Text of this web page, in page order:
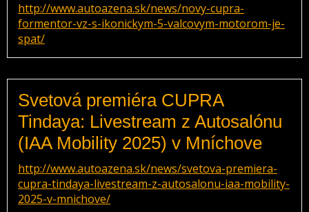
http://www.autoazena.sk/news/novy-cupra-
formentor-vz-s-ikonickym-5-valcovym-motorom-je-
spat/
Svetová premiéra CUPRA
Tindaya: Livestream z Autosalónu
(IAA Mobility 2025) v Mníchove
http://www.autoazena.sk/news/svetova-premiera-
cupra-tindaya-livestream-z-autosalonu-iaa-mobility-
2025-v-mnichove/